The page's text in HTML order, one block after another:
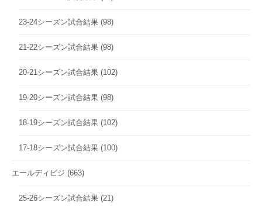
23-24シーズン試合結果 (98)
21-22シーズン試合結果 (98)
20-21シーズン試合結果 (102)
19-20シーズン試合結果 (98)
18-19シーズン試合結果 (102)
17-18シーズン試合結果 (100)
エールディビジ (663)
25-26シーズン試合結果 (21)